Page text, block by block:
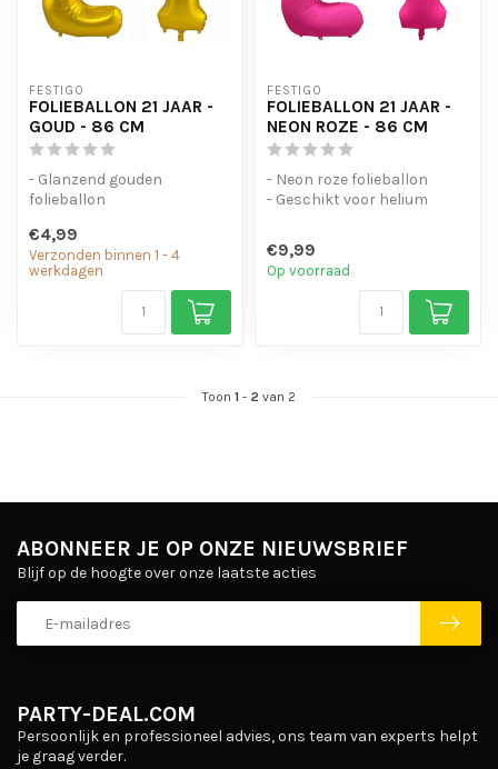
FESTIGO
FOLIEBALLON 21 JAAR -
GOUD - 86 CM
- Glanzend gouden
folieballon
lucht
- Met oogjes om ...
€4,99
Verzonden binnen 1 - 4
werkdagen
FESTIGO
FOLIEBALLON 21 JAAR -
NEON ROZE - 86 CM
- Neon roze folieballon
- Geschikt voor helium
€9,99
Op voorraad
Toon 1 - 2 van 2
PARTY-DEAL.COM
Persoonlijk en professioneel advies, ons team van experts helpt
je graag verder.
ABONNEER JE OP ONZE NIEUWSBRIEF
Blijf op de hoogte over onze laatste acties